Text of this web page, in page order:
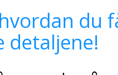
du
detaljene!